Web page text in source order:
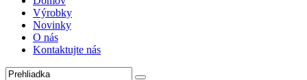
Výrobky
Novinky
O nás
Kontaktujte nás